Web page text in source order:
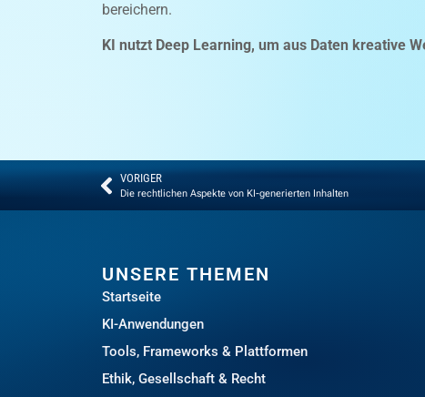
bereichern.
KI nutzt Deep Learning, um aus Daten kreative
VORIGER
Die rechtlichen Aspekte von KI-generierten Inhalten
UNSERE THEMEN
Startseite
KI-Anwendungen
Tools, Frameworks & Plattformen
Ethik, Gesellschaft & Recht